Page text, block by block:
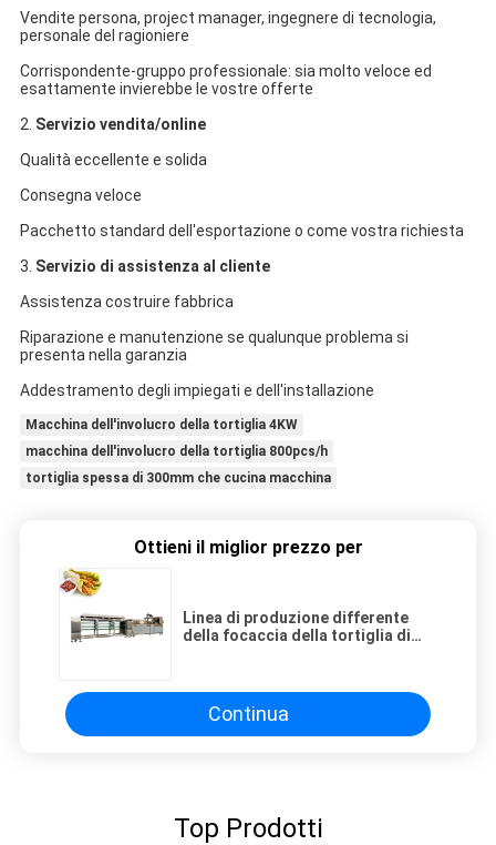
Vendite persona, project manager, ingegnere di tecnologia,
personale del ragioniere
Corrispondente-gruppo professionale: sia molto veloce ed
esattamente invierebbe le vostre offerte
2. Servizio vendita/online
Qualità eccellente e solida
Consegna veloce
Pacchetto standard dell'esportazione o come vostra richiesta
3. Servizio di assistenza al cliente
Assistenza costruire fabbrica
Riparazione e manutenzione se qualunque problema si
presenta nella garanzia
Addestramento degli impiegati e dell'installazione
Macchina dell'involucro della tortiglia 4KW
macchina dell'involucro della tortiglia 800pcs/h
tortiglia spessa di 300mm che cucina macchina
Ottieni il miglior prezzo per
Linea di produzione differente
della focaccia della tortiglia di
Continua
Top Prodotti